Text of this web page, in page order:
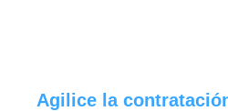
Agilice la